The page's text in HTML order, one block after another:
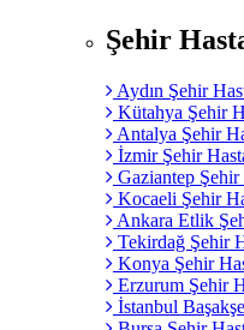
Şehir
Aydın Şehir
Kütahya Şehir
Antalya Şehir
İzmir Şehir
Gaziantep Şehir
Kocaeli Şehir
Ankara Etlik
Tekirdağ Şehir
Konya Şehir
Erzurum Şehir
İstanbul